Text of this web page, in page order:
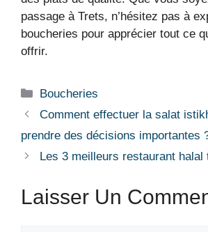
passage à Trets, n’hésitez pas à
boucheries pour apprécier tout ce
offrir.
Boucheries
Comment effectuer la salat
prendre des décisions importantes
Les 3 meilleurs restaurant halal
Laisser Un